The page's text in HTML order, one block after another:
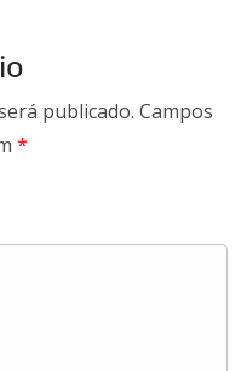
publicado. Campos
*